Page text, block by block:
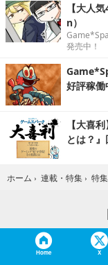
【大人
n）
発売中！
好評稼働
【大喜
とは？』
ホーム › 連載・特集 › 特集
Home X